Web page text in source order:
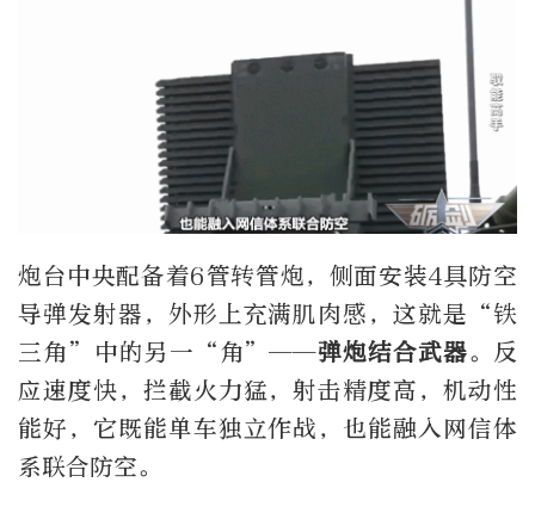
炮台中央配备着6管转管炮，侧面安装4具防空
导弹发射器，外形上充满肌肉感，这就是“铁
三角”中的另一“角”——弹炮结合武器。反
应速度快，拦截火力猛，射击精度高，机动性
能好，它既能单车独立作战，也能融入网信体
系联合防空。